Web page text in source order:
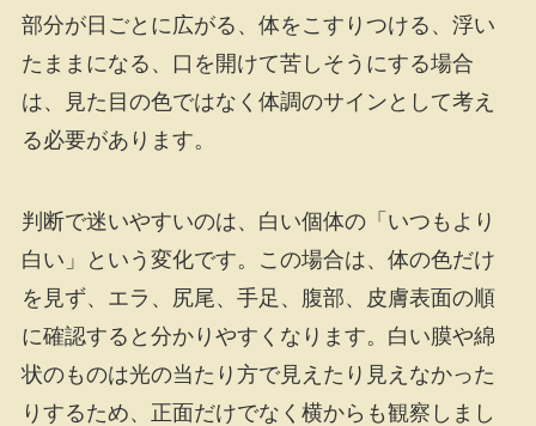
部分が日ごとに広がる、体をこすりつける、浮い
たままになる、口を開けて苦しそうにする場合
は、見た目の色ではなく体調のサインとして考え
る必要があります。
判断で迷いやすいのは、白い個体の「いつもより
白い」という変化です。この場合は、体の色だけ
を見ず、エラ、尻尾、手足、腹部、皮膚表面の順
に確認すると分かりやすくなります。白い膜や綿
状のものは光の当たり方で見えたり見えなかった
りするため、正面だけでなく横からも観察しまし